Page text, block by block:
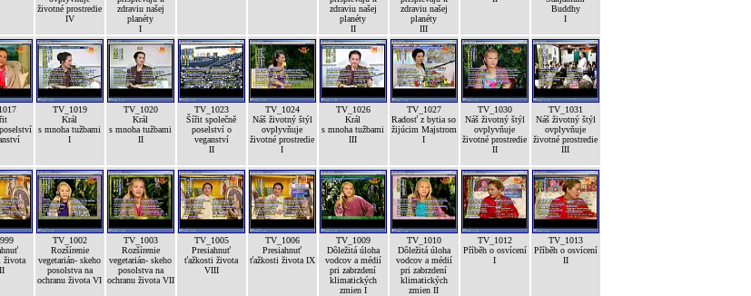
životné prostredie
IV
zdraviu našej
planéty
I
zdraviu našej
planéty
II
zdraviu našej
planéty
III
Buddhy
I
TV_1019
Král
s mnoha tužbami
I
TV_1020
Král
s mnoha tužbami
II
TV_1023
Šířit společně
poselství o
veganství
II
TV_1024
Náš životný štýl
ovplyvňuje
životné prostredie
I
TV_1026
Král
s mnoha tužbami
III
TV_1027
Radosť z bytia so
žijúcim Majstrom
I
TV_1030
Náš životný štýl
ovplyvňuje
životné prostredie
II
TV_1031
Náš životný štýl
ovplyvňuje
životné prostredie
III
života
TV_1002
Rozšírenie
vegetarián- skeho
posolstva na
ochranu života VI
TV_1003
Rozšírenie
vegetarián- skeho
posolstva na
ochranu života VII
TV_1005
Presiahnuť
ťažkosti života
VIII
TV_1006
Presiahnuť
ťažkosti života IX
TV_1009
Dôležitá úloha
vodcov a médií
pri zabrzdení
klimatických
zmien I
TV_1010
Dôležitá úloha
vodcov a médií
pri zabrzdení
klimatických
zmien II
TV_1012
Příběh o osvícení
I
TV_1013
Příběh o osvícení
II